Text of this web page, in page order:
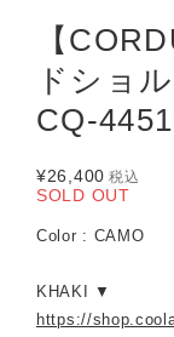
【
ドショ
CQ-
¥26,400 税込
SOLD OUT
Color : CAMO
KHAKI ▼
https://